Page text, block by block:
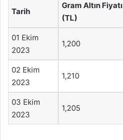
Tarih
Gram Altın Fiyatı
(TL)
01 Ekim
2023
1,200
02 Ekim
2023
1,210
03 Ekim
2023
1,205